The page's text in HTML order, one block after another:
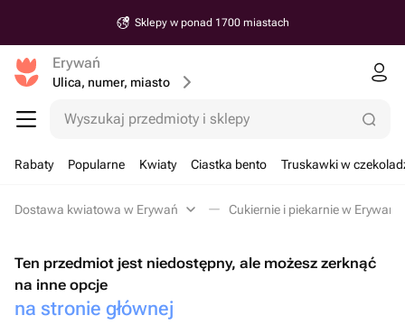
Sklepy w ponad 1700 miastach
Erywań
Ulica, numer, miasto
Wyszukaj przedmioty i sklepy
Rabaty Popularne Kwiaty Ciastka bento Truskawki w
Dostawa kwiatowa w Erywań Cukiernie i piekarnie w Erywań
Ten przedmiot jest niedostępny, ale możesz zerknąć
na inne opcje
na stronie głównej